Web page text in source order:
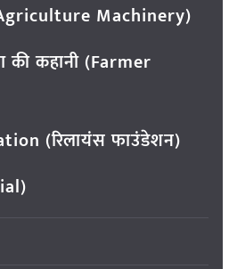
Machinery)
की कहानी (Farmer
(रिलायंस फाउंडेशन)